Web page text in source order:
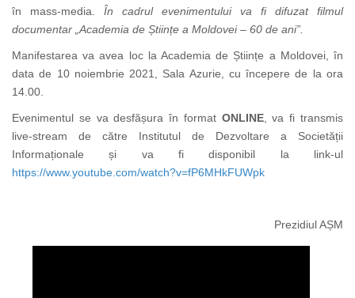
în mass-media. În cadrul evenimentului va fi difuzat filmul
documentar „Academia de Științe a Moldovei – 60 de ani”.
Manifestarea va avea loc la Academia de Științe a Moldovei, în
data de 10 noiembrie 2021, Sala Azurie, cu începere de la ora
14.00.
Evenimentul se va desfășura în format ONLINE, va fi transmis
live-stream de către Institutul de Dezvoltare a Societății
Informaționale și va fi disponibil la link-ul
https://www.youtube.com/watch?v=fP6MHkFUWpk
Prezidiul AȘM